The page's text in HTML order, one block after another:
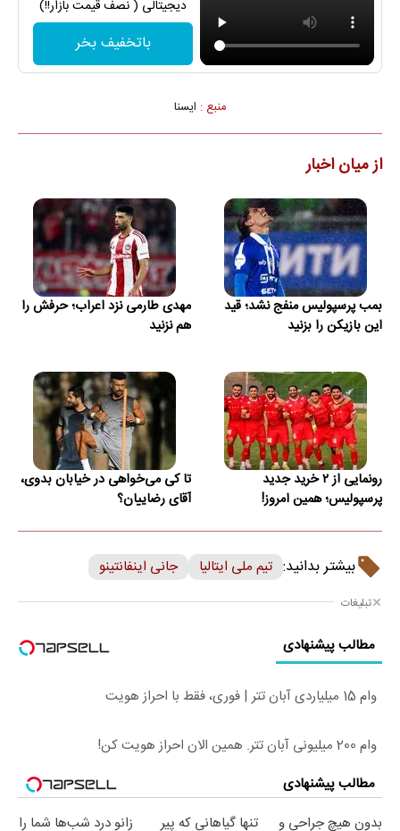
دیجیتالی ( نصف قیمت بازار!!)
باتخفیف بخر
منبع : ايسنا
از میان اخبار
بمب پرسپولیس منفج نشد؛ قید
این بازیکن را بزنید
مهدی طارمی نزد اعراب؛ حرفش را
هم نزنید
رونمایی از ۲ خرید جدید
پرسپولیس؛ همین امروز!
تا کی می‌خواهی در خیابان بدوی،
آقای رضاییان؟
بیشتر بدانید: تیم ملی ایتالیا جانی اینفانتینو
تبلیغات
مطالب پیشنهادی
وام 15 میلیاردی آبان تتر | فوری، فقط با احراز هویت
وام 200 میلیونی آبان تتر. همین الان احراز هویت کن!
مطالب پیشنهادی
بدون هیچ جراحی و
تنها گیاهانی که پیر زانو درد شب‌ها شما را